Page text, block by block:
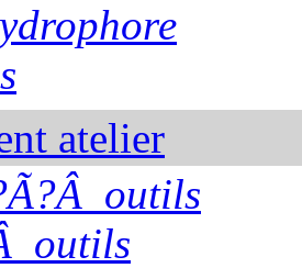
atelier
outils
outils